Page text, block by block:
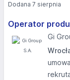
Operator
Gi
Dodana 7 sierpnia